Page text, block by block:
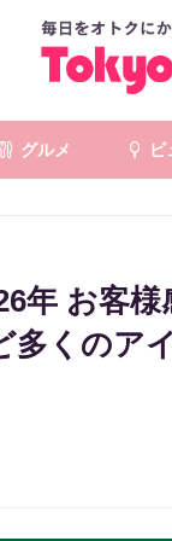
グルメ ビ
年 お客様
くのア